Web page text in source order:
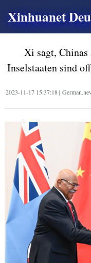
Xinhuanet
Xi sagt, Chinas
Inselstaaten sind
2023-11-17 15:37:18|